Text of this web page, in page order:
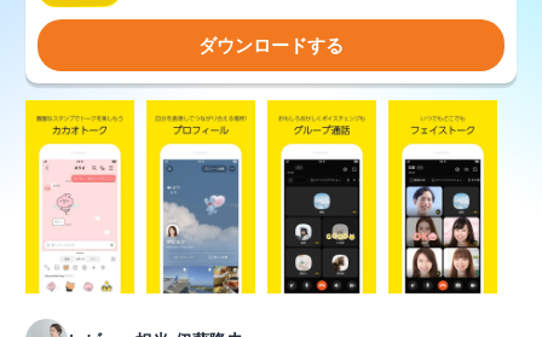
ダウンロードする